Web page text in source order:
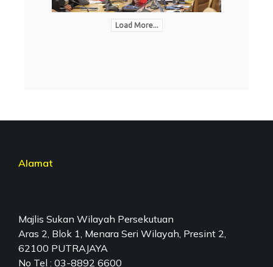
Load More...
Alamat
Majlis Sukan Wilayah Persekutuan
Aras 2, Blok 1, Menara Seri Wilayah, Presint 2,
62100 PUTRAJAYA
No Tel : 03-8892 6600